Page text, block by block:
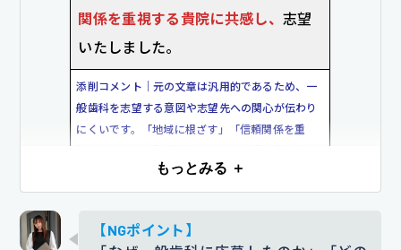
関係を重視する貴院に共感し、 志望
いたしました。
添削コメント｜元の文章は汎用的であるため、一
般歯科を志望する意図や志望先への関心が伝わり
にくいです。「地域に根ざす」「信頼関係を重
以前勤務していた一般歯科では、
もっとみる ＋
【NGポイント】